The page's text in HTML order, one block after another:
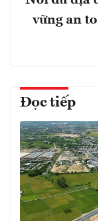
vững an
Đọc tiếp